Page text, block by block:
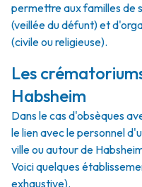
permettre aux familles de
(veillée du défunt) et
(civile ou religieuse).
Les
Habsheim
Dans le cas d'obsèques
le lien avec le personnel
ville ou autour de
Voici quelques
exhaustive).